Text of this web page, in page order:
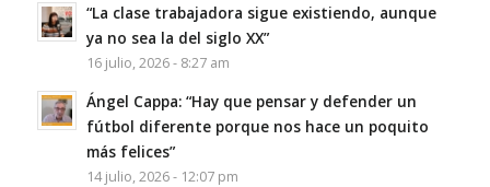
“La clase trabajadora sigue existiendo, aunque
ya no sea la del siglo XX”
16 julio, 2026 - 8:27 am
Ángel Cappa: “Hay que pensar y defender un
fútbol diferente porque nos hace un poquito
más felices”
14 julio, 2026 - 12:07 pm